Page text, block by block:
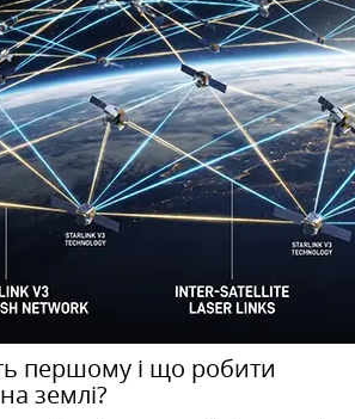
першому і що робити
землі?